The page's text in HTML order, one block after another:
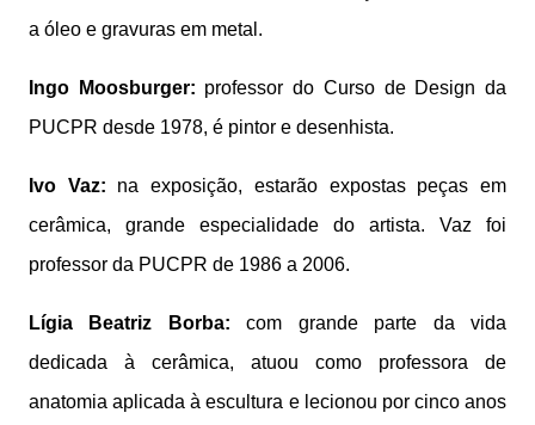
a óleo e gravuras em metal.
Ingo Moosburger: professor do Curso de Design da
PUCPR desde 1978, é pintor e desenhista.
Ivo Vaz: na exposição, estarão expostas peças em
cerâmica, grande especialidade do artista. Vaz foi
professor da PUCPR de 1986 a 2006.
Lígia Beatriz Borba:com grande parte da vida
dedicada à cerâmica, atuou como professora de
anatomia aplicada à escultura e lecionou por cinco anos